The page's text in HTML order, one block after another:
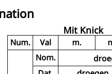
Mit Knick
Num. Val m.
Nom.